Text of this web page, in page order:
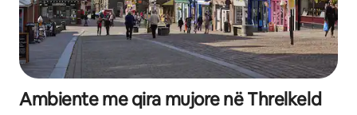
Ambiente me qira mujore në Threlkeld